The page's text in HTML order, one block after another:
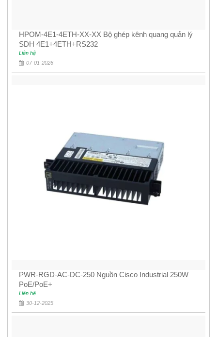
HPOM-4E1-4ETH-XX-XX Bộ ghép kênh quang quản lý
SDH 4E1+4ETH+RS232
Liên hệ
07-01-2026
PWR-RGD-AC-DC-250 Nguồn Cisco Industrial 250W
PoE/PoE+
Liên hệ
30-12-2025